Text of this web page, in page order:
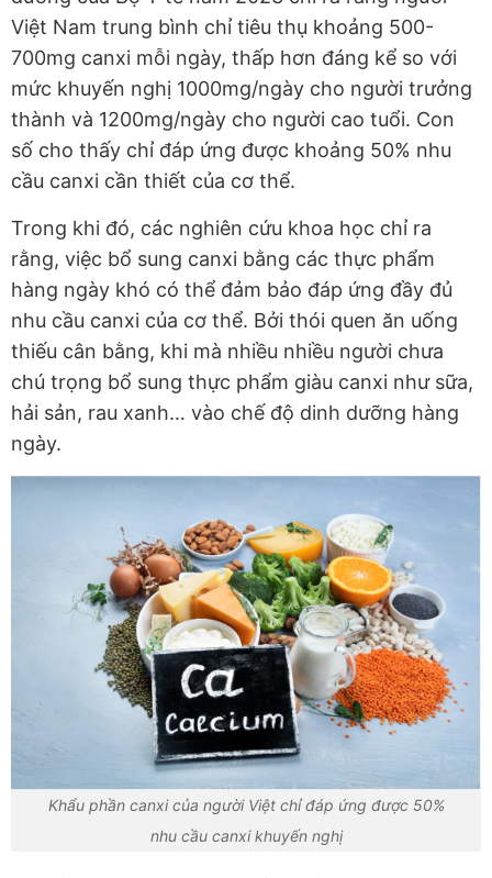
Việt Nam trung bình chỉ tiêu thụ khoảng 500-
700mg canxi mỗi ngày, thấp hơn đáng kể so với
mức khuyến nghị 1000mg/ngày cho người trưởng
thành và 1200mg/ngày cho người cao tuổi. Con
số cho thấy chỉ đáp ứng được khoảng 50% nhu
cầu canxi cần thiết của cơ thể.
Trong khi đó, các nghiên cứu khoa học chỉ ra
rằng, việc bổ sung canxi bằng các thực phẩm
hàng ngày khó có thể đảm bảo đáp ứng đầy đủ
nhu cầu canxi của cơ thể. Bởi thói quen ăn uống
thiếu cân bằng, khi mà nhiều nhiều người chưa
chú trọng bổ sung thực phẩm giàu canxi như sữa,
hải sản, rau xanh… vào chế độ dinh dưỡng hàng
ngày.
Khẩu phần canxi của người Việt chỉ đáp ứng được 50%
nhu cầu canxi khuyến nghị